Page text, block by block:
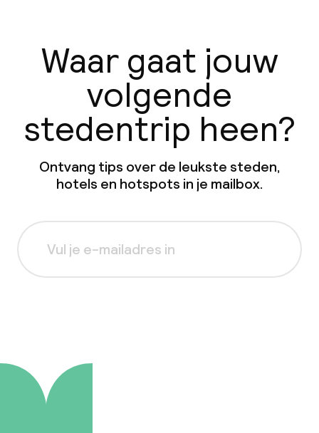
Waar gaat jouw
volgende
stedentrip heen?
Ontvang tips over de leukste steden,
hotels en hotspots in je mailbox.